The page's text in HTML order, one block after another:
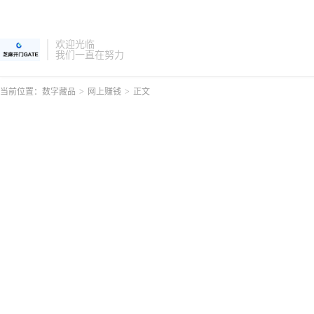
欢迎光临
我们一直在努力
当前位置： 数字藏品 > 网上赚钱 > 正文